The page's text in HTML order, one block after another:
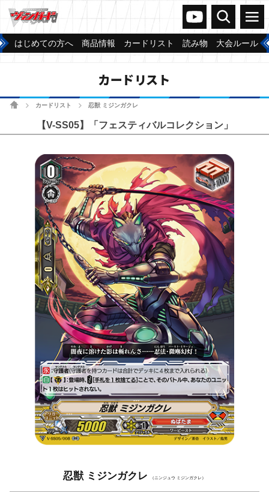
ヴァンガードch
検索 メニュー
はじめての方へ 商品情報 カードリスト 読み物 大会ルール
カードリスト
ホームカードリスト 忍獣 ミジンガクレ
【V-SS05】「フェスティバルコレクション」
忍獣 ミジンガクレ （ニンジュウ ミジンガクレ）